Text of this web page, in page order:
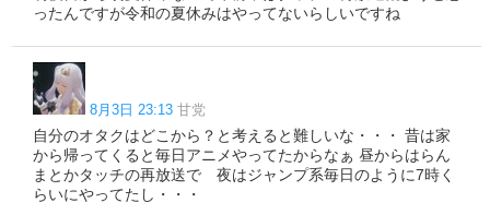
ったんですが令和の夏休みはやってないらしいですね
8月3日 23:13 甘党
自分のオタクはどこから？と考えると難しいな・・・ 昔は家
から帰ってくると毎日アニメやってたからなぁ 昼からはらん
まとかタッチの再放送で 夜はジャンプ系毎日のように7時く
らいにやってたし・・・